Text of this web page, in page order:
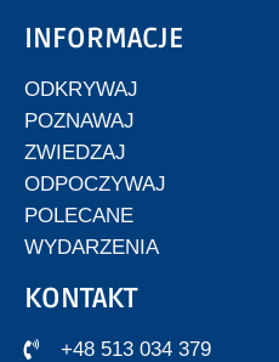
INFORMACJE
ODKRYWAJ
POZNAWAJ
ZWIEDZAJ
ODPOCZYWAJ
POLECANE
WYDARZENIA
KONTAKT
+48 513 034 379